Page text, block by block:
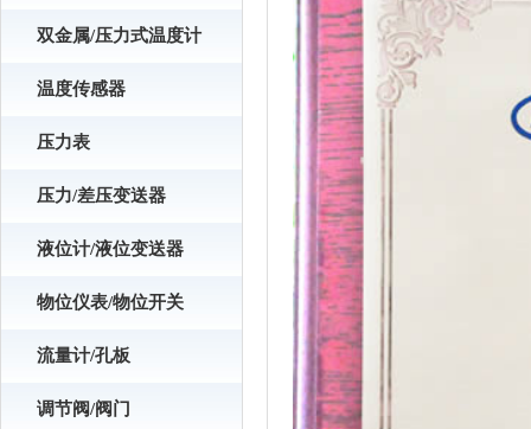
双金属/压力式温度计
温度传感器
压力表
压力/差压变送器
液位计/液位变送器
物位仪表/物位开关
流量计/孔板
调节阀/阀门